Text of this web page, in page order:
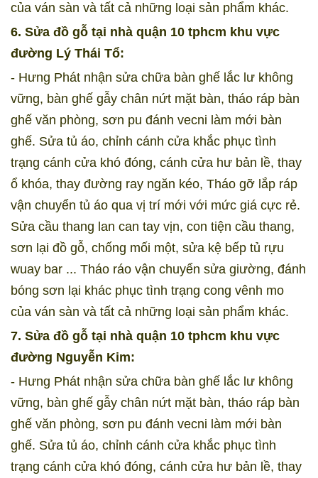
của ván sàn và tất cả những loại sản phẩm khác.
6. Sửa đồ gỗ tại nhà quận 10 tphcm khu vực
đường Lý Thái Tổ:
- Hưng Phát nhận sửa chữa bàn ghế lắc lư không
vững, bàn ghế gẫy chân nứt mặt bàn, tháo ráp bàn
ghế văn phòng, sơn pu đánh vecni làm mới bàn
ghế. Sửa tủ áo, chỉnh cánh cửa khắc phục tình
trạng cánh cửa khó đóng, cánh cửa hư bản lề, thay
ổ khóa, thay đường ray ngăn kéo, Tháo gỡ lắp ráp
vận chuyển tủ áo qua vị trí mới với mức giá cực rẻ.
Sửa cầu thang lan can tay vịn, con tiện cầu thang,
sơn lại đồ gỗ, chống mối một, sửa kệ bếp tủ rựu
wuay bar ... Tháo ráo vận chuyển sửa giường, đánh
bóng sơn lại khác phục tình trạng cong vênh mo
của ván sàn và tất cả những loại sản phẩm khác.
7. Sửa đồ gỗ tại nhà quận 10 tphcm khu vực
đường Nguyễn Kim:
- Hưng Phát nhận sửa chữa bàn ghế lắc lư không
vững, bàn ghế gẫy chân nứt mặt bàn, tháo ráp bàn
ghế văn phòng, sơn pu đánh vecni làm mới bàn
ghế. Sửa tủ áo, chỉnh cánh cửa khắc phục tình
trạng cánh cửa khó đóng, cánh cửa hư bản lề, thay